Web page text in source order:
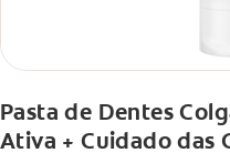
Pasta de Dentes
Ativa + Cuidado das